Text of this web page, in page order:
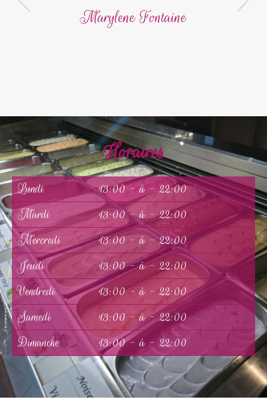
Marylene Fontaine
Horaires
Lundi
13:00 - à - 22:00
Mardi
13:00 - à - 22:00
Mercredi
13:00 - à - 22:00
Jeudi
13:00 - à - 22:00
Vendredi
13:00 - à - 22:00
Samedi
13:00 - à - 22:00
Dimanche
13:00 - à - 22:00